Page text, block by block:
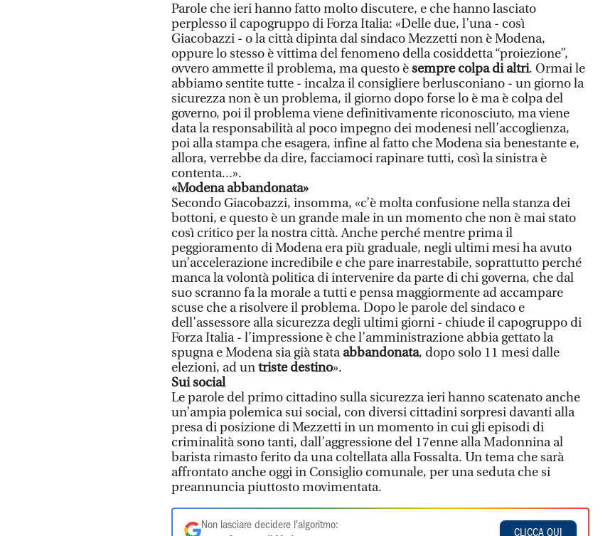
Parole che ieri hanno fatto molto discutere, e che hanno lasciato
perplesso il capogruppo di Forza Italia: «Delle due, l’una - così
Giacobazzi - o la città dipinta dal sindaco Mezzetti non è Modena,
oppure lo stesso è vittima del fenomeno della cosiddetta “proiezione”,
ovvero ammette il problema, ma questo èsempre colpa di altri. Ormai le
abbiamo sentite tutte - incalza il consigliere berlusconiano - un giorno la
sicurezza non è un problema, il giorno dopo forse lo è ma è colpa del
governo, poi il problema viene definitivamente riconosciuto, ma viene
data la responsabilità al poco impegno dei modenesi nell’accoglienza,
poi alla stampa che esagera, infine al fatto che Modena sia benestante e,
allora, verrebbe da dire, facciamoci rapinare tutti, così la sinistra è
contenta...».
«Modena abbandonata»
Secondo Giacobazzi, insomma, «c’è molta confusione nella stanza dei
bottoni, e questo è un grande male in un momento che non è mai stato
così critico per la nostra città. Anche perché mentre prima il
peggioramento di Modena era più graduale, negli ultimi mesi ha avuto
un’accelerazione incredibile e che pare inarrestabile, soprattutto perché
manca la volontà politica di intervenire da parte di chi governa, che dal
suo scranno fa la morale a tutti e pensa maggiormente ad accampare
scuse che a risolvere il problema. Dopo le parole del sindaco e
dell’assessore alla sicurezza degli ultimi giorni - chiude il capogruppo di
Forza Italia - l’impressione è che l’amministrazione abbia gettato la
spugna e Modena sia già stataabbandonata, dopo solo 11 mesi dalle
elezioni, ad untriste destino».
Sui social
Le parole del primo cittadino sulla sicurezza ieri hanno scatenato anche
un’ampia polemica sui social, con diversi cittadini sorpresi davanti alla
presa di posizione di Mezzetti in un momento in cui gli episodi di
criminalità sono tanti, dall’aggressione del 17enne alla Madonnina al
barista rimasto ferito da una coltellata alla Fossalta. Un tema che sarà
affrontato anche oggi in Consiglio comunale, per una seduta che si
preannuncia piuttosto movimentata.
Non lasciare decidere l'algoritmo:
CLICCA QUI